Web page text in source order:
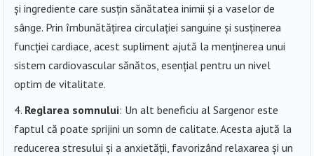
și ingrediente care susțin sănătatea inimii și a vaselor de
sânge. Prin îmbunătățirea circulației sanguine și susținerea
funcției cardiace, acest supliment ajută la menținerea unui
sistem cardiovascular sănătos, esențial pentru un nivel
optim de vitalitate.
Reglarea somnului: Un alt beneficiu al Sargenor este
faptul că poate sprijini un somn de calitate. Acesta ajută la
reducerea stresului și a anxietății, favorizând relaxarea și un